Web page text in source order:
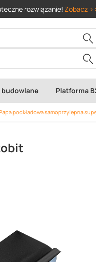
rozwiązanie! Zobacz
Platforma
podkładowa samoprzylepna